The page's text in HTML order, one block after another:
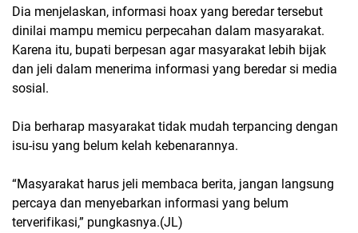
Dia menjelaskan, informasi hoax yang beredar tersebut
dinilai mampu memicu perpecahan dalam masyarakat.
Karena itu, bupati berpesan agar masyarakat lebih bijak
dan jeli dalam menerima informasi yang beredar si media
sosial.
Dia berharap masyarakat tidak mudah terpancing dengan
isu-isu yang belum kelah kebenarannya.
“Masyarakat harus jeli membaca berita, jangan langsung
percaya dan menyebarkan informasi yang belum
terverifikasi,” pungkasnya.(JL)